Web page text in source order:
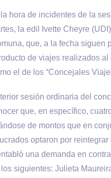
hora de incidentes de la
la edil Ivette Cheyre
que, a la fecha siguen
de viajes realizados
el de los “Concejales
sesión ordinaria del
que, en específico,
de montos que en
optaron por
una demanda en
siguientes: Julieta